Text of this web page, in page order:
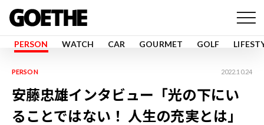
PERSON WATCH CAR GOURMET GOLF
PERSON 2022.10.24
安藤忠雄インタビュー「光の下にい
ることではない！ 人生の充実とは」